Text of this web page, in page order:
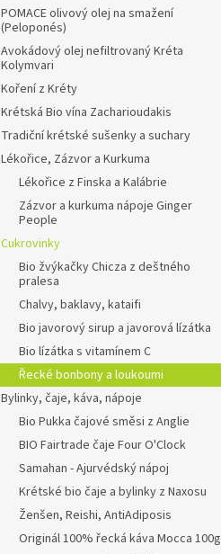
POMACE olivový olej na smažení
(Peloponés)
Avokádový olej nefiltrovaný Kréta
Kolymvari
Koření z Kréty
Krétská Bio vína Zacharioudakis
Tradiční krétské sušenky a suchary
Lékořice, Zázvor a Kurkuma
Lékořice z Finska a Kalábrie
Zázvor a kurkuma nápoje Ginger
People
Cukrovinky
Bio žvýkačky Chicza z deštného
pralesa
Chalvy, baklavy, kataifi
Bio javorový sirup a javorová lízátka
Bio lízátka s vitamínem C
Řecké bonbony a loukoumi
Bylinky, čaje, káva, nápoje
Bio Pukka čajové směsi z Anglie
BIO Fairtrade čaje Four O'Clock
Samahan - Ajurvédský nápoj
Krétské bio čaje a bylinky z Naxosu
Ženšen, Reishi, AntiAdiposis
Originál 100% řecká káva Mocca 100g